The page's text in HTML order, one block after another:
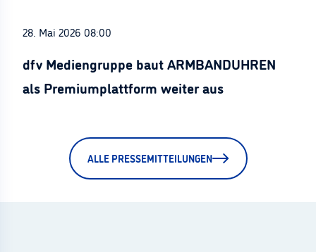
28. Mai 2026 08:00
dfv Mediengruppe baut ARMBANDUHREN
als Premiumplattform weiter aus
ALLE PRESSEMITTEILUNGEN